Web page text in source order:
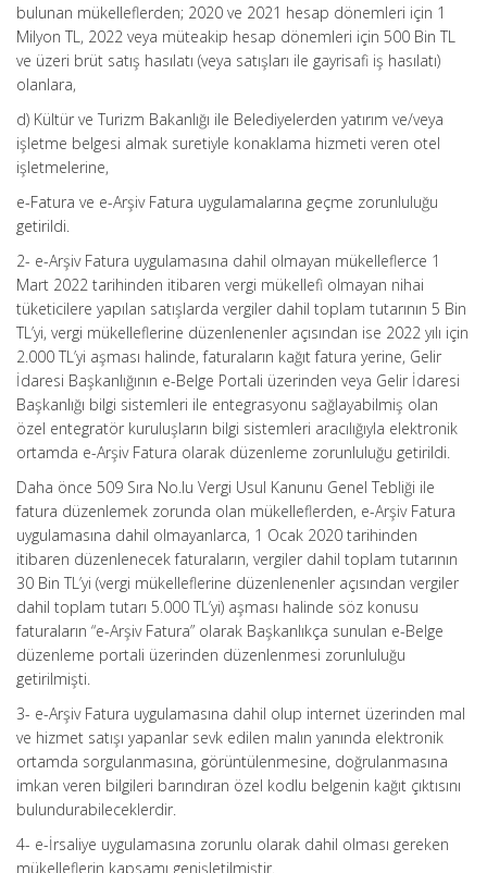
bulunan mükelleflerden; 2020 ve 2021 hesap dönemleri için 1
Milyon TL, 2022 veya müteakip hesap dönemleri için 500 Bin TL
ve üzeri brüt satış hasılatı (veya satışları ile gayrisafi iş hasılatı)
olanlara,
d) Kültür ve Turizm Bakanlığı ile Belediyelerden yatırım ve/veya
işletme belgesi almak suretiyle konaklama hizmeti veren otel
işletmelerine,
e-Fatura ve e-Arşiv Fatura uygulamalarına geçme zorunluluğu
getirildi.
2- e-Arşiv Fatura uygulamasına dahil olmayan mükelleflerce 1
Mart 2022 tarihinden itibaren vergi mükellefi olmayan nihai
tüketicilere yapılan satışlarda vergiler dahil toplam tutarının 5 Bin
TL’yi, vergi mükelleflerine düzenlenenler açısından ise 2022 yılı için
2.000 TL’yi aşması halinde, faturaların kağıt fatura yerine, Gelir
İdaresi Başkanlığının e-Belge Portali üzerinden veya Gelir İdaresi
Başkanlığı bilgi sistemleri ile entegrasyonu sağlayabilmiş olan
özel entegratör kuruluşların bilgi sistemleri aracılığıyla elektronik
ortamda e-Arşiv Fatura olarak düzenleme zorunluluğu getirildi.
Daha önce 509 Sıra No.lu Vergi Usul Kanunu Genel Tebliği ile
fatura düzenlemek zorunda olan mükelleflerden, e-Arşiv Fatura
uygulamasına dahil olmayanlarca, 1 Ocak 2020 tarihinden
itibaren düzenlenecek faturaların, vergiler dahil toplam tutarının
30 Bin TL’yi (vergi mükelleflerine düzenlenenler açısından vergiler
dahil toplam tutarı 5.000 TL’yi) aşması halinde söz konusu
faturaların “e-Arşiv Fatura” olarak Başkanlıkça sunulan e-Belge
düzenleme portali üzerinden düzenlenmesi zorunluluğu
getirilmişti.
3- e-Arşiv Fatura uygulamasına dahil olup internet üzerinden mal
ve hizmet satışı yapanlar sevk edilen malın yanında elektronik
ortamda sorgulanmasına, görüntülenmesine, doğrulanmasına
imkan veren bilgileri barındıran özel kodlu belgenin kağıt çıktısını
bulundurabileceklerdir.
4- e-İrsaliye uygulamasına zorunlu olarak dahil olması gereken
mükelleflerin kapsamı genişletilmiştir.